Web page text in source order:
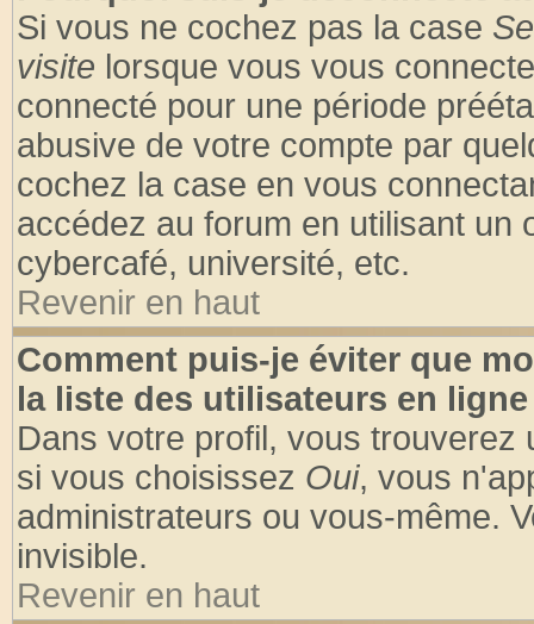
Si vous ne cochez pas la case
visite lorsque vous vous
connecté pour une période
abusive de votre compte par
cochez la case en vous
accédez au forum en utilisant un
cybercafé, université, etc.
Revenir en haut
Comment puis-je éviter que
la liste des utilisateurs en
Dans votre profil, vous trouverez
si vous choisissez Oui, vous
administrateurs ou vous-même.
invisible.
Revenir en haut